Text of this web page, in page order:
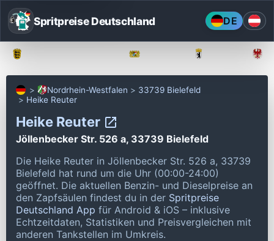
Spritpreise Deutschland DE
Nordrhein-Westfalen
33739 Bielefeld
Heike Reuter
Heike Reuter
Jöllenbecker Str. 526 a, 33739 Bielefeld
Die Heike Reuter in Jöllenbecker Str. 526 a, 33739
Bielefeld hat rund um die Uhr (00:00-24:00)
geöffnet. Die aktuellen Benzin- und Dieselpreise an
den Zapfsäulen findest du in der Spritpreise
Deutschland App für Android & iOS – inklusive
Echtzeitdaten, Statistiken und Preisvergleichen mit
anderen Tankstellen im Umkreis.